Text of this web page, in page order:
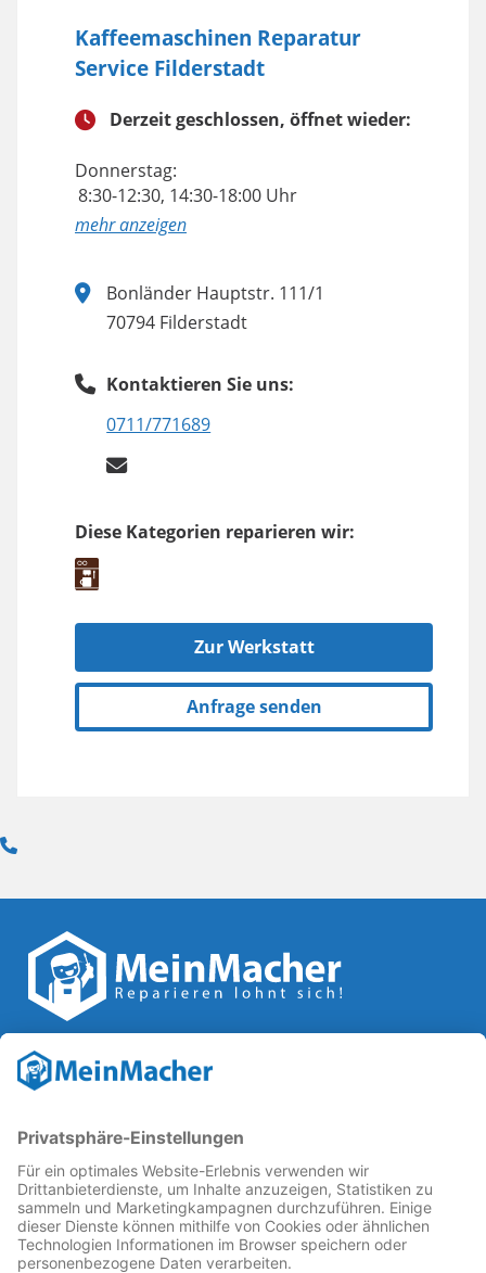
Kaffeemaschinen Reparatur
Service Filderstadt
Derzeit geschlossen, öffnet wieder:
Donnerstag:
8:30-12:30, 14:30-18:00 Uhr
anzeigen
Bonländer Hauptstr. 111/1
70794 Filderstadt
Kontaktieren Sie uns:
0711/771689
Diese Kategorien reparieren wir:
Zur Werkstatt
Anfrage senden
Reparatur Revolution
Reparatur↗ für eineReparatur Revolution
Reparaturbedingungen: Für Produkte, die sich gut
reparieren lassen, für günstigere Ersatzteile und den
Erhalt der reparierenden Betriebe und des Reparatur-
Know-hows in Deutschland.